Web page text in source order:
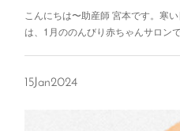
こんにちは〜助産師 宮本です。寒
は、1月ののんびり赤ちゃんサロン
15Jan2024